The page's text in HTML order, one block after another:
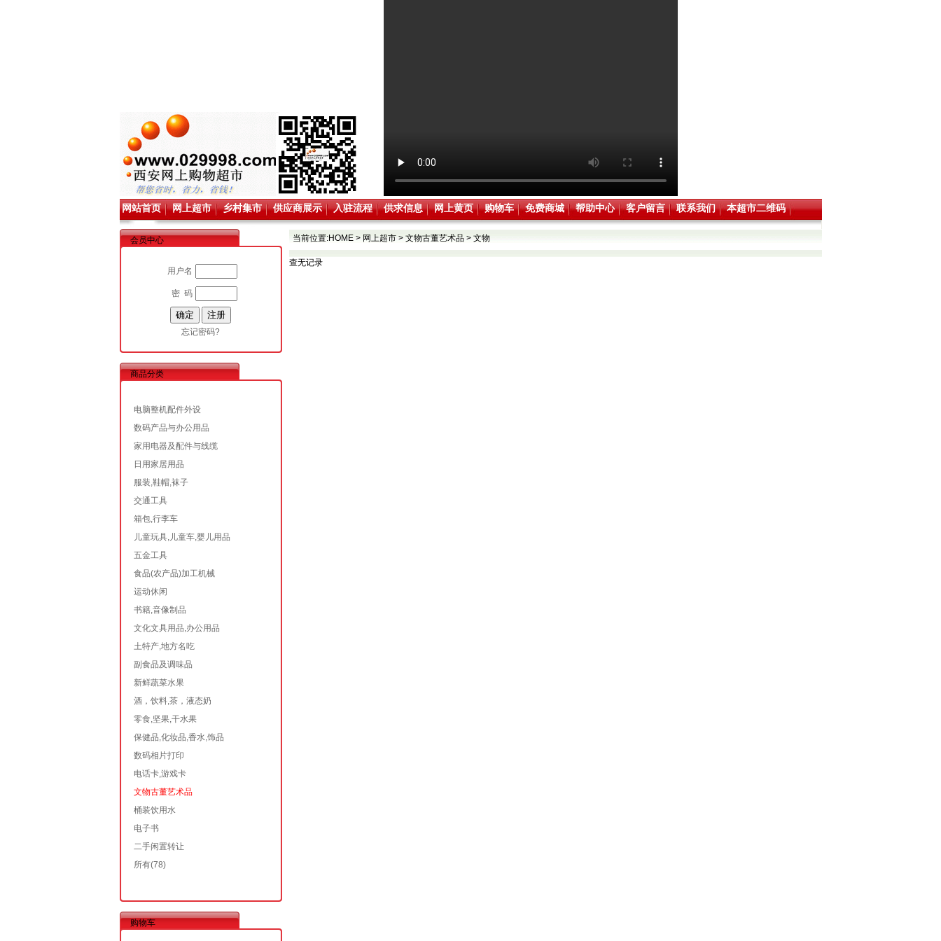
网站首页 网上超市 乡村集市 供应商展示 入驻流程 供求信息 网上黄页 购物车 免费商城 帮助中心 客户留言 联系我们 本超市二维码
会员中心
用户名
密 码
忘记密码?
商品分类
电脑整机配件外设
数码产品与办公用品
家用电器及配件与线缆
日用家居用品
服装,鞋帽,袜子
交通工具
箱包,行李车
儿童玩具,儿童车,婴儿用品
五金工具
食品(农产品)加工机械
运动休闲
书籍,音像制品
文化文具用品,办公用品
土特产,地方名吃
副食品及调味品
新鲜蔬菜水果
酒，饮料,茶，液态奶
零食,坚果,干水果
保健品,化妆品,香水,饰品
数码相片打印
电话卡,游戏卡
文物古董艺术品
桶装饮用水
电子书
二手闲置转让
所有(78)
购物车
当前位置:HOME> 网上超市> 文物古董艺术品> 文物
查无记录